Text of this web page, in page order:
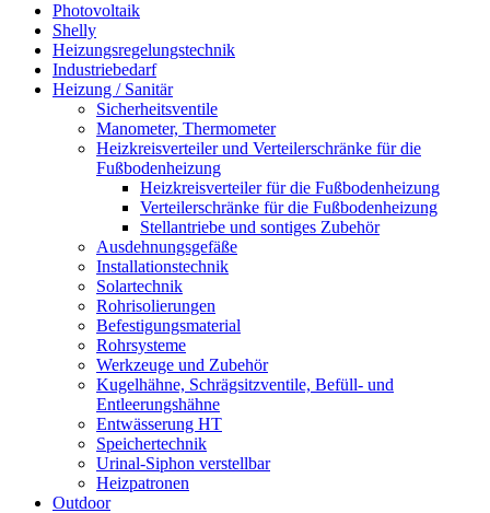
Photovoltaik
Shelly
Heizungsregelungstechnik
Industriebedarf
Heizung / Sanitär
Sicherheitsventile
Manometer, Thermometer
Heizkreisverteiler und Verteilerschränke für die
Fußbodenheizung
Heizkreisverteiler für die Fußbodenheizung
Verteilerschränke für die Fußbodenheizung
Stellantriebe und sontiges Zubehör
Ausdehnungsgefäße
Installationstechnik
Solartechnik
Rohrisolierungen
Befestigungsmaterial
Rohrsysteme
Werkzeuge und Zubehör
Kugelhähne, Schrägsitzventile, Befüll- und
Entleerungshähne
Entwässerung HT
Speichertechnik
Urinal-Siphon verstellbar
Heizpatronen
Outdoor